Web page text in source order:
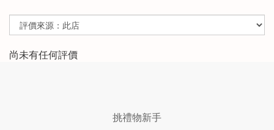
尚未有任何評價
挑禮物新手